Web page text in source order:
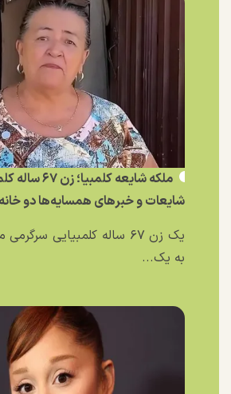
ملکه شایعه
شایعات و خبر‌های همسایه‌ها دو
یک زن ۶۷ ساله کلمبیایی
به یک...